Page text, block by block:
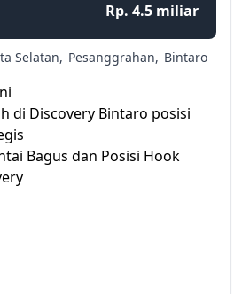
Rp. 4.5 miliar
Selatan, Pesanggrahan, Bintaro
di Discovery Bintaro posisi
Bagus dan Posisi Hook